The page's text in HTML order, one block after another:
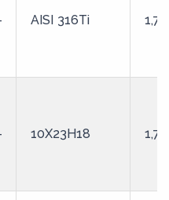
AISI 316Ti 1,7
10Х23Н18 1,7